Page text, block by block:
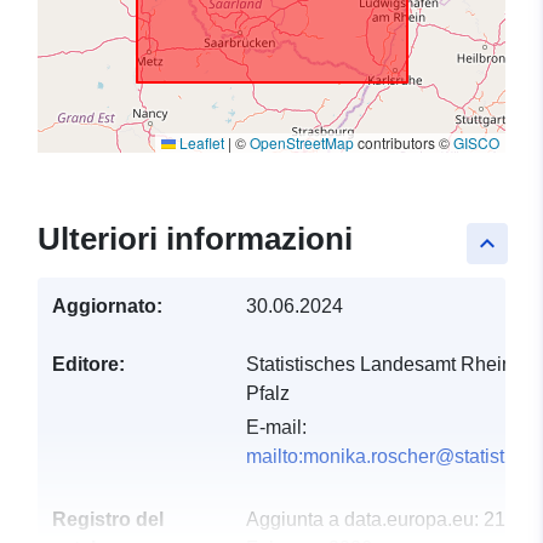
Leaflet | ©OpenStreetMapcontributors ©GISCO
keyboard_arrow_up
Ulteriori informazioni
Aggiornato: 30.06.2024
Editore:
Statistisches Landesamt
Pfalz
E-mail:
Registro del
Aggiunta a data.europa.eu: 21